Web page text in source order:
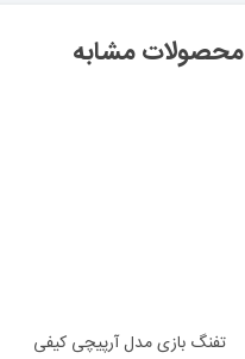
محصولات مشابه
تفنگ بازی مدل آرپیچی کیفی